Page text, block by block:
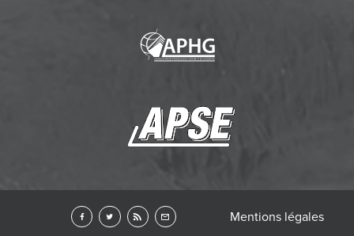
Mentions légales